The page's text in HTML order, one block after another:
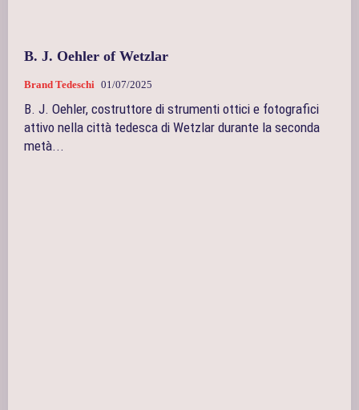
B. J. Oehler of Wetzlar
Brand Tedeschi 01/07/2025
B. J. Oehler, costruttore di strumenti ottici e fotografici
attivo nella città tedesca di Wetzlar durante la seconda
metà...